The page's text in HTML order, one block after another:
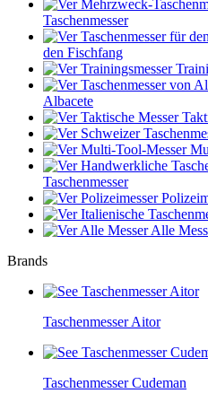
Taschenmesser
den Fischfang
Albacete
Taschenmesser
Alle
Brands
Taschenmesser Aitor
Taschenmesser Cudeman